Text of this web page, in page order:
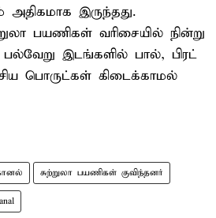
அதிகமாக இருந்தது.
பயணிகள் வரிசையில் நின்று
இடங்களில் பால், பிரட்
பொருட்கள் கிடைக்காமல்
சுற்றுலா பயணிகள் குவிந்தனர்